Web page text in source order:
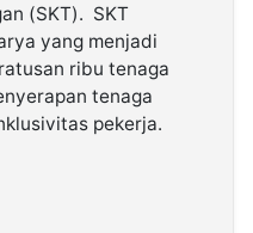
(SKT). SKT
yang menjadi
ribu tenaga
tenaga
pekerja.